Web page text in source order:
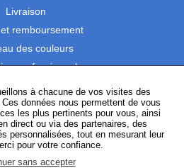
Livraison
remboursement
des couleurs
professionnels
Clients
NOUS
à chacune de vos visites des
données nous permettent de vous
les plus pertinents pour vous, ainsi
direct ou via des partenaires, des
personnalisées, tout en mesurant leur
pour votre confiance.
sans accepter